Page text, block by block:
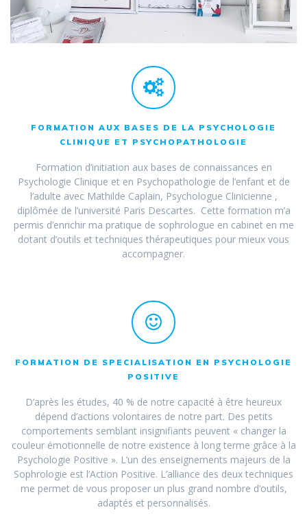
FORMATION AUX BASES DE LA PSYCHOLOGIE
CLINIQUE ET PSYCHOPATHOLOGIE
Formation d’initiation aux bases de connaissances en
Psychologie Clinique et en Psychopathologie de l’enfant et de
l’adulte avec Mathilde Caplain, Psychologue Clinicienne ,
diplômée de l’université Paris Descartes. Cette formation m’a
permis d’enrichir ma pratique de sophrologue en cabinet en me
dotant d’outils et techniques thérapeutiques pour mieux vous
accompagner.
FORMATION DE SPECIALISATION EN PSYCHOLOGIE
POSITIVE
D’après les études, 40 % de notre capacité à être heureux
dépend d’actions volontaires de notre part. Des petits
comportements semblant insignifiants peuvent « changer la
couleur émotionnelle de notre existence à long terme grâce à la
Psychologie Positive ». L’un des enseignements majeurs de la
Sophrologie est l’Action Positive. L’alliance des deux techniques
me permet de vous proposer un plus grand nombre d’outils,
adaptés et personnalisés.